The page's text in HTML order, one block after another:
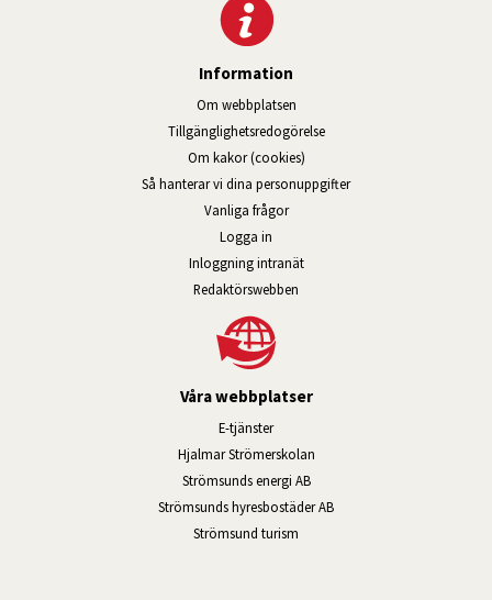
Information
Om webbplatsen
Tillgänglig­hets­redo­görelse
Om kakor (cookies)
Så hanterar vi dina personuppgifter
Vanliga frågor
Logga in
Inloggning intranätÖppnas i nytt fönster.
Redaktörswebben
Våra webbplatser
E-tjänsterLänk till annan webbplats, öppnas i
Hjalmar StrömerskolanLänk till annan webbplats,
Strömsunds energi ABLänk till annan webbplats,
Strömsunds hyresbostäder ABLänk till annan
Strömsund turism